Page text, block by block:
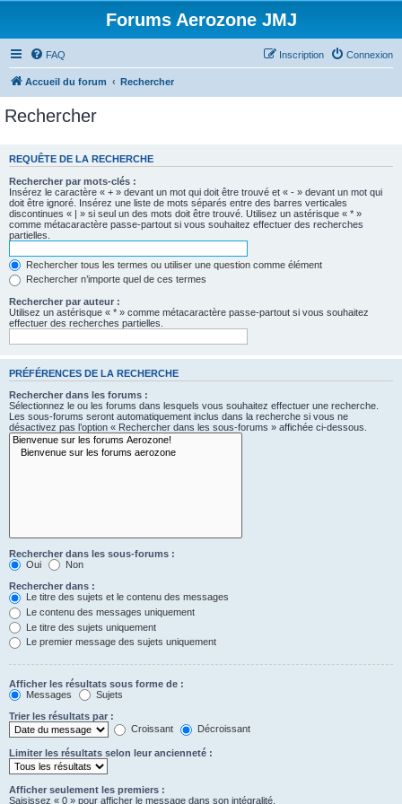
Forums Aerozone JMJ
FAQ Connexion
Inscription
Accueil du forum Rechercher
Rechercher
REQUÊTE DE LA RECHERCHE
Rechercher par mots-clés :
Insérez le caractère « + » devant un mot qui doit être trouvé et « - » devant un mot qui
doit être ignoré. Insérez une liste de mots séparés entre des barres verticales
discontinues « | » si seul un des mots doit être trouvé. Utilisez un astérisque « * »
comme métacaractère passe-partout si vous souhaitez effectuer des recherches
partielles.
Rechercher tous les termes ou utiliser une question comme élément
Rechercher n’importe quel de ces termes
Rechercher par auteur :
Utilisez un astérisque « * » comme métacaractère passe-partout si vous souhaitez
effectuer des recherches partielles.
PRÉFÉRENCES DE LA RECHERCHE
Rechercher dans les forums :
Sélectionnez le ou les forums dans lesquels vous souhaitez effectuer une recherche.
Les sous-forums seront automatiquement inclus dans la recherche si vous ne
désactivez pas l’option « Rechercher dans les sous-forums » affichée ci-dessous.
Rechercher dans les sous-forums :
Oui
Non
Rechercher dans :
Le titre des sujets et le contenu des messages
Le contenu des messages uniquement
Le titre des sujets uniquement
Le premier message des sujets uniquement
Afficher les résultats sous forme de :
Messages
Sujets
Trier les résultats par :
Croissant
Décroissant
Limiter les résultats selon leur ancienneté :
Afficher seulement les premiers :
Saisissez « 0 » pour afficher le message dans son intégralité.